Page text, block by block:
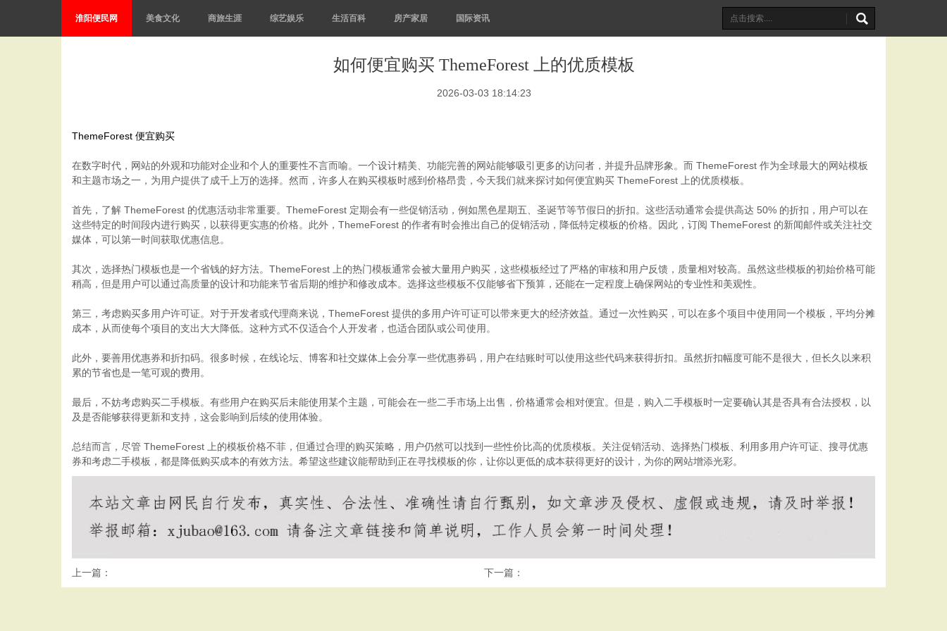
淮阳便民网 美食文化 商旅生涯 综艺娱乐 生活百科 房产家居 国际资讯
如何便宜购买 ThemeForest 上的优质模板
2026-03-03 18:14:23
ThemeForest 便宜购买
在数字时代，网站的外观和功能对企业和个人的重要性不言而喻。一个设计精美、功能完善的网站能够吸引更多的访问者，并提升品牌形象。而 ThemeForest 作为全球最大的网站模板
和主题市场之一，为用户提供了成千上万的选择。然而，许多人在购买模板时感到价格昂贵，今天我们就来探讨如何便宜购买 ThemeForest 上的优质模板。
首先，了解 ThemeForest 的优惠活动非常重要。ThemeForest 定期会有一些促销活动，例如黑色星期五、圣诞节等节假日的折扣。这些活动通常会提供高达 50% 的折扣，用户可以在
这些特定的时间段内进行购买，以获得更实惠的价格。此外，ThemeForest 的作者有时会推出自己的促销活动，降低特定模板的价格。因此，订阅 ThemeForest 的新闻邮件或关注社交
媒体，可以第一时间获取优惠信息。
其次，选择热门模板也是一个省钱的好方法。ThemeForest 上的热门模板通常会被大量用户购买，这些模板经过了严格的审核和用户反馈，质量相对较高。虽然这些模板的初始价格可能
稍高，但是用户可以通过高质量的设计和功能来节省后期的维护和修改成本。选择这些模板不仅能够省下预算，还能在一定程度上确保网站的专业性和美观性。
第三，考虑购买多用户许可证。对于开发者或代理商来说，ThemeForest 提供的多用户许可证可以带来更大的经济效益。通过一次性购买，可以在多个项目中使用同一个模板，平均分摊
成本，从而使每个项目的支出大大降低。这种方式不仅适合个人开发者，也适合团队或公司使用。
此外，要善用优惠券和折扣码。很多时候，在线论坛、博客和社交媒体上会分享一些优惠券码，用户在结账时可以使用这些代码来获得折扣。虽然折扣幅度可能不是很大，但长久以来积
累的节省也是一笔可观的费用。
最后，不妨考虑购买二手模板。有些用户在购买后未能使用某个主题，可能会在一些二手市场上出售，价格通常会相对便宜。但是，购入二手模板时一定要确认其是否具有合法授权，以
及是否能够获得更新和支持，这会影响到后续的使用体验。
总结而言，尽管 ThemeForest 上的模板价格不菲，但通过合理的购买策略，用户仍然可以找到一些性价比高的优质模板。关注促销活动、选择热门模板、利用多用户许可证、搜寻优惠
券和考虑二手模板，都是降低购买成本的有效方法。希望这些建议能帮助到正在寻找模板的你，让你以更低的成本获得更好的设计，为你的网站增添光彩。
上一篇： 下一篇：